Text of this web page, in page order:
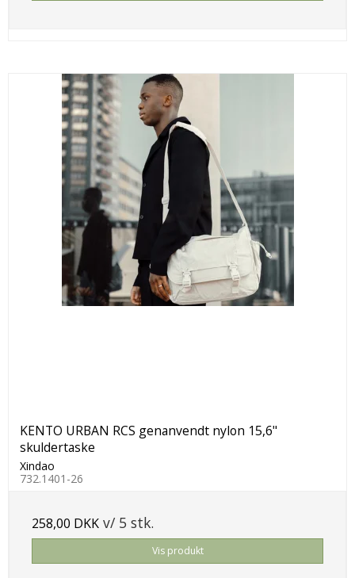
KENTO URBAN RCS genanvendt nylon 15,6"
skuldertaske
Xindao
732.1401-26
258,00 DKK v/ 5 stk.
Vis produkt